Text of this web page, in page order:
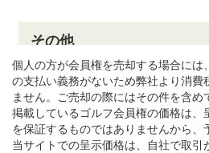
個人の方が会員権を売却する場合には
の支払い義務がないため弊社より消費
ません。ご売却の際にはその件を含め
掲載しているゴルフ会員権の価格は、
を保証するものではありませんから、
当サイトでの呈示価格は、自社で取引